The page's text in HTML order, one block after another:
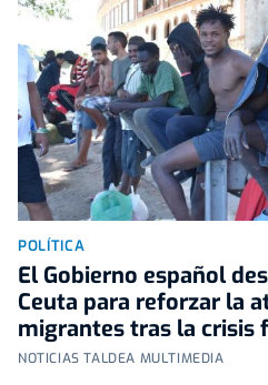
POLÍTICA
El Gobierno español
Ceuta para reforzar la
migrantes tras la crisis
NOTICIAS TALDEA MULTIMEDIA